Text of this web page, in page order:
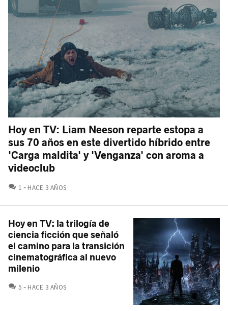
Hoy en TV: Liam Neeson reparte estopa a
sus 70 años en este divertido híbrido entre
'Carga maldita' y 'Venganza' con aroma a
videoclub
1 COMENTARIOS
HACE 3 AÑOS
Hoy en TV: la trilogía de
ciencia ficción que señaló
el camino para la transición
cinematográfica al nuevo
milenio
5 COMENTARIOS
HACE 3 AÑOS